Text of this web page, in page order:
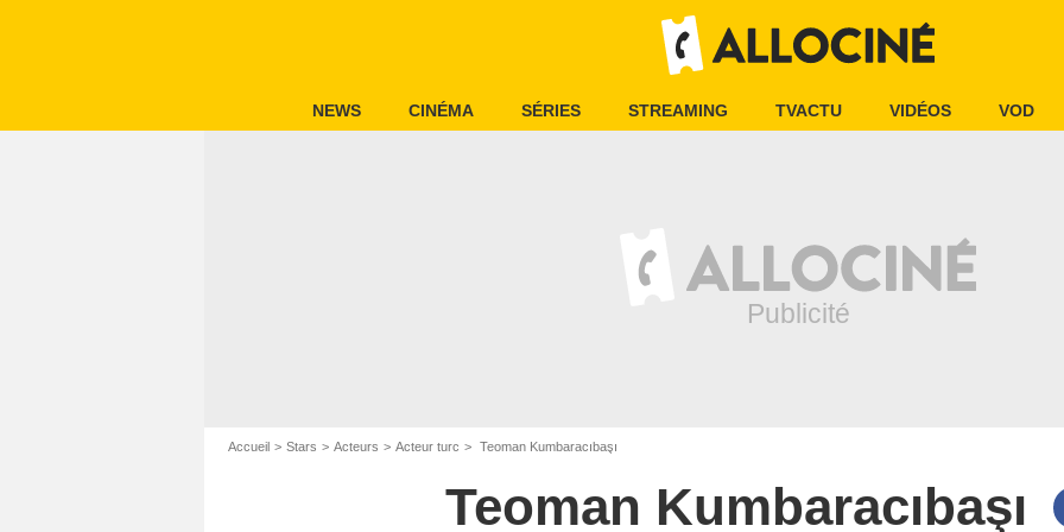
NEWS CINÉMA SÉRIES STREAMING TVACTU VIDÉOS VOD
Accueil Stars Acteurs Acteur turc Teoman Kumbaracıbaşı
Teoman Kumbaracıbaşı